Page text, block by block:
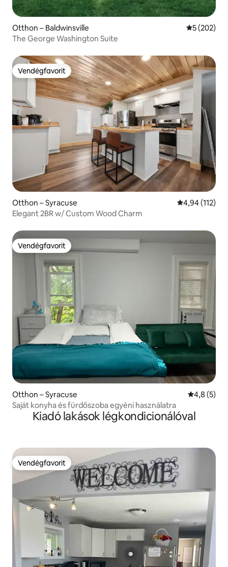
Otthon – Baldwinsville Átlagos
5 (202)
The George Washington Suite
Vendégfavorit
Vendégfavorit
Otthon – Syracuse Átlagos
4,94 (112)
Elegant 2BR w/ Custom Wood Charm
Vendégfavorit
Vendégfavorit
Otthon – Syracuse Átlagos
4,8 (5)
Saját konyha és fürdőszoba egyéni használatra
Kiadó lakások légkondicionálóval
Vendégfavorit
Vendégfavorit